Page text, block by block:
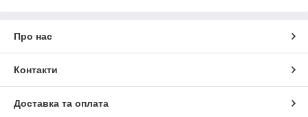
Про нас
Контакти
Доставка та оплата